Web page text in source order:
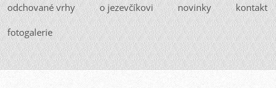
odchované vrhy o jezevčíkovi novinky kontakt
fotogalerie